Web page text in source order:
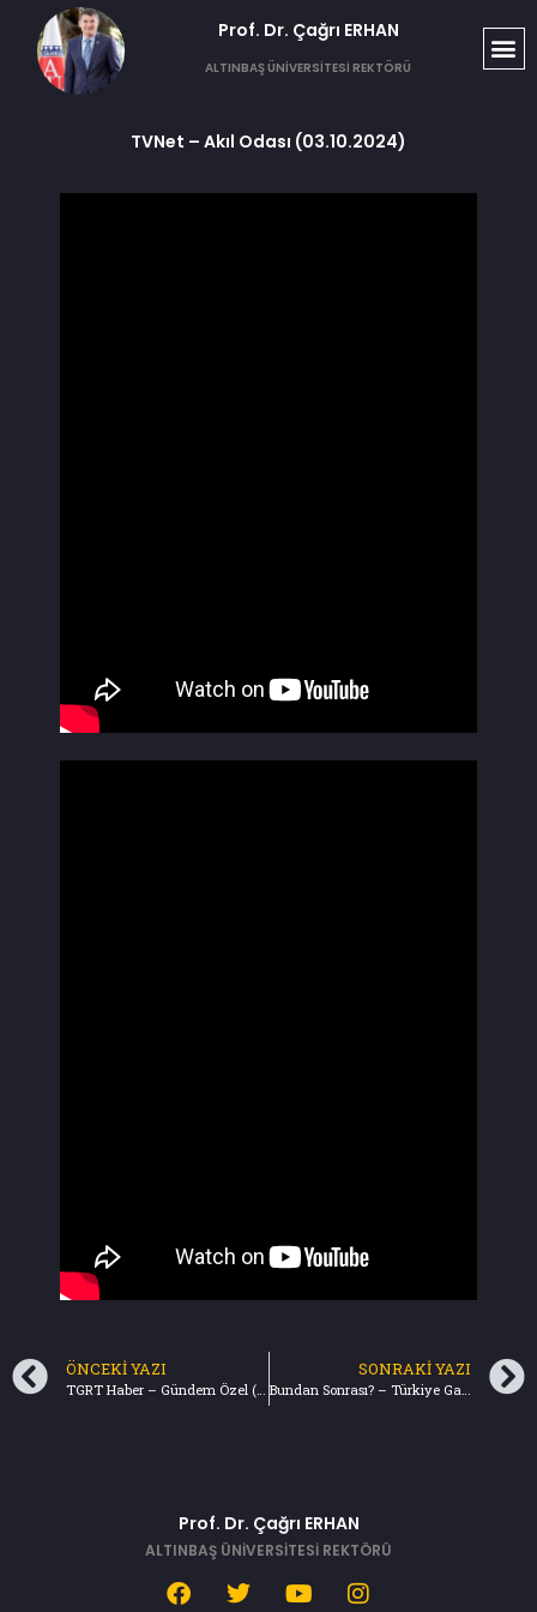
Prof. Dr. Çağrı ERHAN​
ALTINBAŞ ÜNİVERSİTESİ REKTÖRÜ
TVNet – Akıl Odası (03.10.2024)
ÖNCEKI YAZI
TGRT Haber – Gündem Özel (01.10.2024)
SONRAKI YAZI
Bundan Sonrası? – Türkiye Gazetesi (06.10.2024) Bu yazıda sesli dinleme seçeneği mevcuttur.
Prof. Dr. Çağrı ERHAN
ALTINBAŞ ÜNİVERSİTESİ REKTÖRÜ